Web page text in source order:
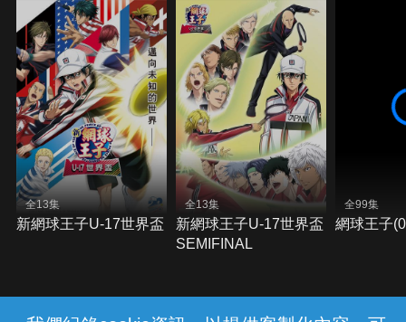
全13集
新網球王子U-17世界盃
全13集
新網球王子U-17世界盃
SEMIFINAL
全99集
網球王子